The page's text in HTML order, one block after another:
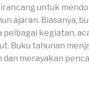
untuk
ajaran. Biasanya,
kegiatan,
Buku tahunan
dan merayakan